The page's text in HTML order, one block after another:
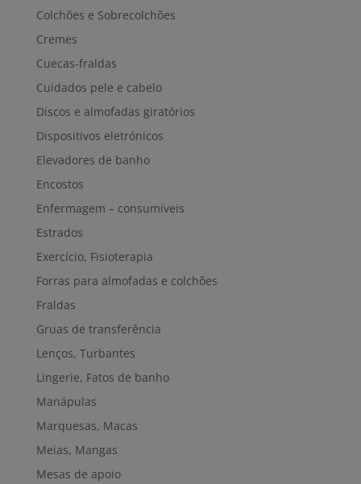
Colchões e Sobrecolchões
Cremes
Cuecas-fraldas
Cuidados pele e cabelo
Discos e almofadas giratórios
Dispositivos eletrónicos
Elevadores de banho
Encostos
Enfermagem – consumíveis
Estrados
Exercício, Fisioterapia
Forras para almofadas e colchões
Fraldas
Gruas de transferência
Lenços, Turbantes
Lingerie, Fatos de banho
Manápulas
Marquesas, Macas
Meias, Mangas
Mesas de apoio